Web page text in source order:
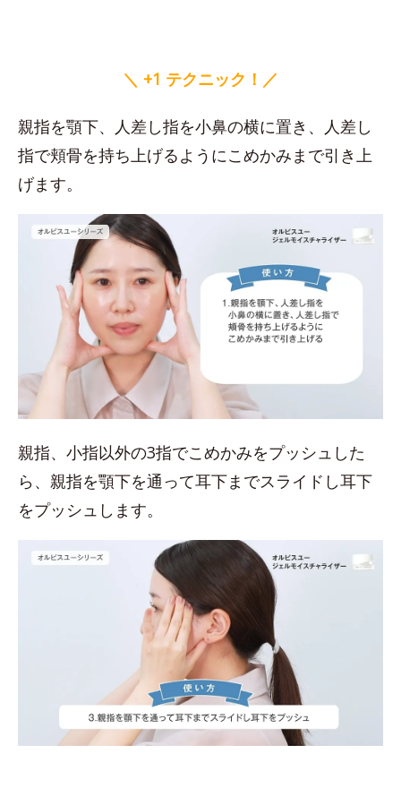
＼ +1 テクニック！／
親指を顎下、人差し指を小鼻の横に置き、人差し
指で頬骨を持ち上げるようにこめかみまで引き上
げます。
親指、小指以外の3指でこめかみをプッシュした
ら、親指を顎下を通って耳下までスライドし耳下
をプッシュします。